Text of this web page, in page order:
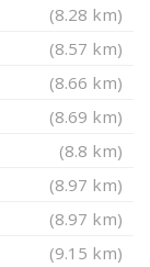
(8.28 km)
(8.57 km)
(8.66 km)
(8.69 km)
(8.8 km)
(8.97 km)
(8.97 km)
(9.15 km)